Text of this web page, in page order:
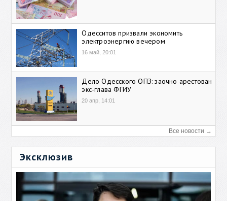
Одесситов призвали экономить
электроэнергию вечером
16 май, 20:01
Дело Одесского ОПЗ: заочно арестован
экс-глава ФГИУ
20 апр, 14:01
Все новости →
Эксклюзив